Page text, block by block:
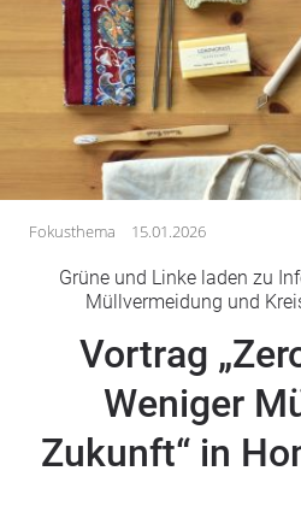
Gesundheit
Kultur
Lifestyle
Wirtschaft
Vogelsberg
Alsfeld
Lauterbach
Romrod
Homberg
Ohm
Schotten
Schlitz
Fokusthema 15.01.2026
Grüne und Linke laden zu
Müllvermeidung und
Vortrag
Weniger
Zukunft“ in